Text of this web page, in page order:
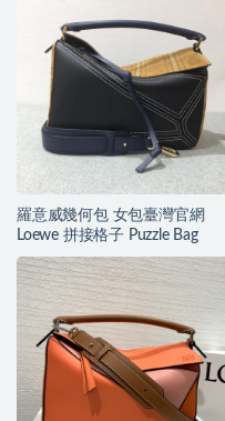
羅意威幾何包 女包臺灣官網
Loewe 拼接格子 Puzzle Bag